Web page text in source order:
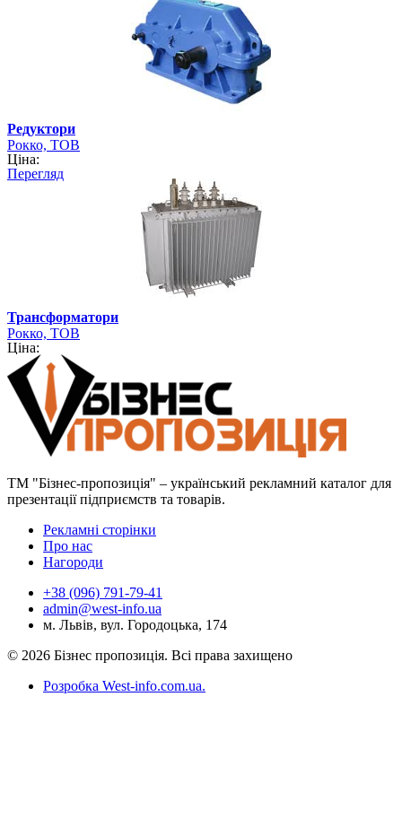
Редуктори
Рокко, ТОВ
Ціна:
Перегляд
Трансформатори
Рокко, ТОВ
Ціна:
ТМ "Бізнес-пропозиція" – український рекламний каталог для
презентації підприємств та товарів.
Рекламні сторінки
Про нас
Нагороди
+38 (096) 791-79-41
admin@west-info.ua
м. Львів, вул. Городоцька, 174
© 2026 Бізнес пропозиція. Всі права захищено
Розробка West-info.com.ua.